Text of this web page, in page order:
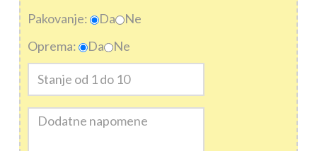
Pakovanje:
Da
Ne
Oprema:
Da Ne